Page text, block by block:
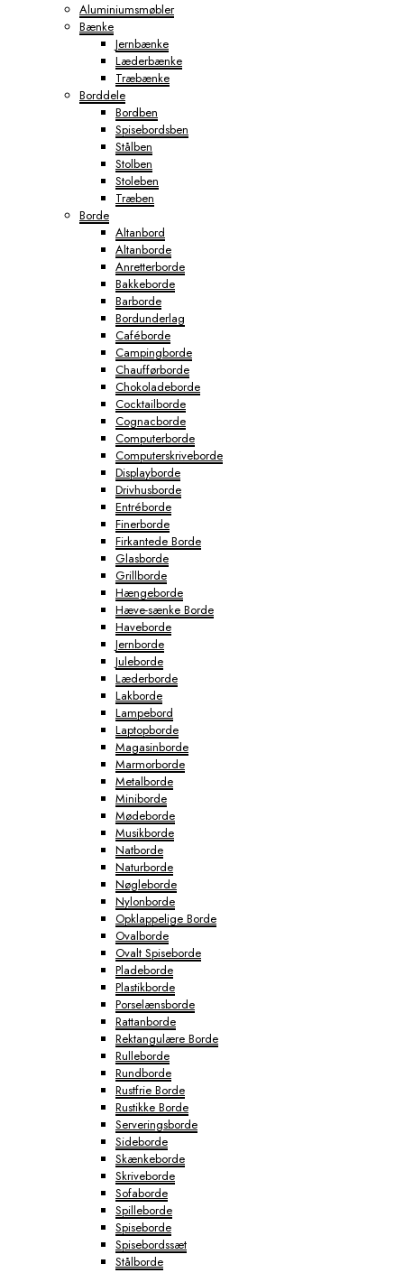
Aluminiumsmøbler
Bænke
Jernbænke
Læderbænke
Træbænke
Borddele
Bordben
Spisebordsben
Stålben
Stolben
Stoleben
Træben
Borde
Altanbord
Altanborde
Anretterborde
Bakkeborde
Barborde
Bordunderlag
Caféborde
Campingborde
Chaufførborde
Chokoladeborde
Cocktailborde
Cognacborde
Computerborde
Computerskriveborde
Displayborde
Drivhusborde
Entréborde
Finerborde
Firkantede Borde
Glasborde
Grillborde
Hængeborde
Hæve-sænke Borde
Haveborde
Jernborde
Juleborde
Læderborde
Lakborde
Lampebord
Laptopborde
Magasinborde
Marmorborde
Metalborde
Miniborde
Mødeborde
Musikborde
Natborde
Naturborde
Nøgleborde
Nylonborde
Opklappelige Borde
Ovalborde
Ovalt Spiseborde
Pladeborde
Plastikborde
Porselænsborde
Rattanborde
Rektangulære Borde
Rulleborde
Rundborde
Rustfrie Borde
Rustikke Borde
Serveringsborde
Sideborde
Skænkeborde
Skriveborde
Sofaborde
Spilleborde
Spiseborde
Spisebordssæt
Stålborde